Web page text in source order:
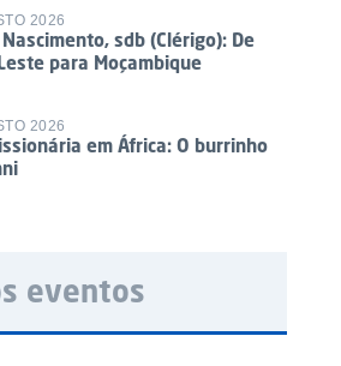
2026
sdb (Clérigo): De
para Moçambique
2026
em África: O burrinho
eventos